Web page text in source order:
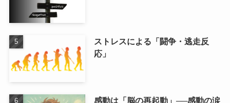
ストレスによる「闘争・逃走反
応」
感動は「脳の再起動」──感動の涙